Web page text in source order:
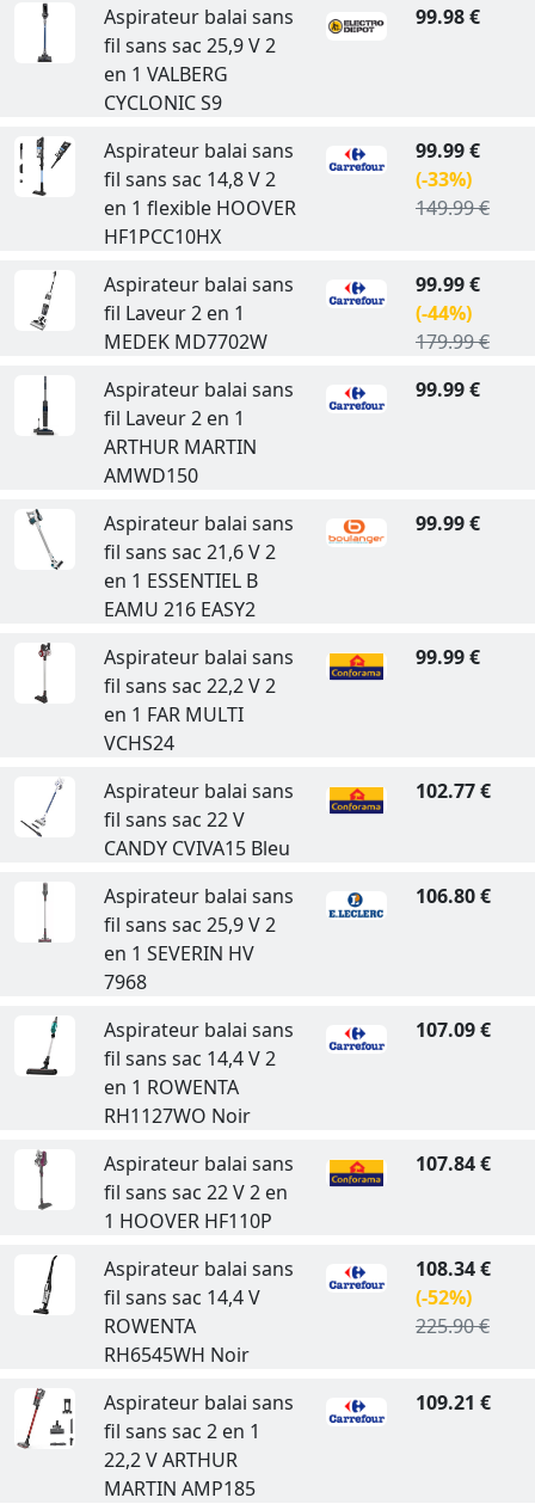
Aspirateur balai sans
fil sans sac 25,9 V 2
en 1 VALBERG
CYCLONIC S9
99.98 €
Aspirateur balai sans
fil sans sac 14,8 V 2
en 1 flexible HOOVER
HF1PCC10HX
99.99 €
(-33%)
149.99 €
Aspirateur balai sans
fil Laveur 2 en 1
MEDEK MD7702W
99.99 €
(-44%)
179.99 €
Aspirateur balai sans
fil Laveur 2 en 1
ARTHUR MARTIN
AMWD150
99.99 €
Aspirateur balai sans
fil sans sac 21,6 V 2
en 1 ESSENTIEL B
EAMU 216 EASY2
99.99 €
Aspirateur balai sans
fil sans sac 22,2 V 2
en 1 FAR MULTI
VCHS24
99.99 €
Aspirateur balai sans
fil sans sac 22 V
CANDY CVIVA15 Bleu
102.77 €
Aspirateur balai sans
fil sans sac 25,9 V 2
en 1 SEVERIN HV
7968
106.80 €
Aspirateur balai sans
fil sans sac 14,4 V 2
en 1 ROWENTA
RH1127WO Noir
107.09 €
Aspirateur balai sans
fil sans sac 22 V 2 en
1 HOOVER HF110P
107.84 €
Aspirateur balai sans
fil sans sac 14,4 V
ROWENTA
RH6545WH Noir
108.34 €
(-52%)
225.90 €
Aspirateur balai sans
fil sans sac 2 en 1
22,2 V ARTHUR
MARTIN AMP185
109.21 €